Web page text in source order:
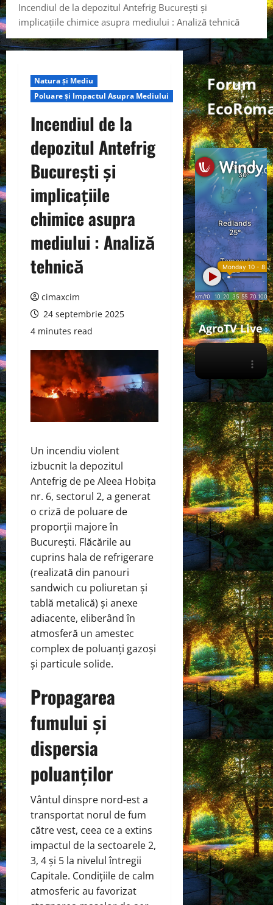
Incendiul de la depozitul Antefrig București și
implicațiile chimice asupra mediului : Analiză tehnică
Natura și Mediu
Poluare și Impactul Asupra Mediului
Incendiul de la
depozitul Antefrig
București și
implicațiile
chimice asupra
mediului : Analiză
tehnică
cimaxcim
24 septembrie 2025
4 minutes read
Un incendiu violent
izbucnit la depozitul
Antefrig de pe Aleea Hobița
nr. 6, sectorul 2, a generat
o criză de poluare de
proporții majore în
București. Flăcările au
cuprins hala de refrigerare
(realizată din panouri
sandwich cu poliuretan și
tablă metalică) și anexe
adiacente, eliberând în
atmosferă un amestec
complex de poluanți gazoși
și particule solide.
Propagarea
fumului și
dispersia
poluanților
Vântul dinspre nord-est a
transportat norul de fum
către vest, ceea ce a extins
impactul de la sectoarele 2,
3, 4 și 5 la nivelul întregii
Capitale. Condițiile de calm
atmosferic au favorizat
Forum
AgroTV Live